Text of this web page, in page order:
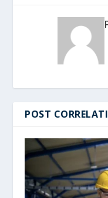
POST CORRELATI